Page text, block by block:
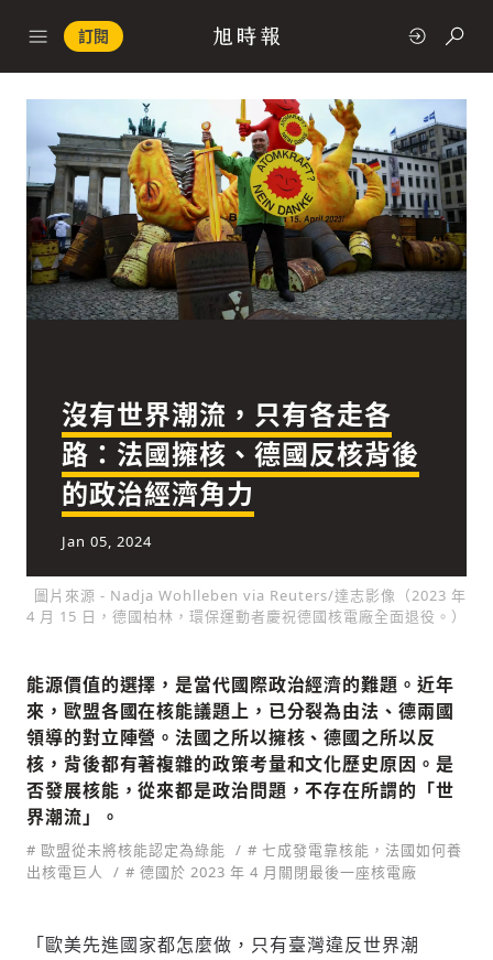
訂閱
快速連結
政治
經濟
科技
社會
人文
沒有世界潮流，只有各走各
路：法國擁核、德國反核背後
的政治經濟角力
Jan 05, 2024
圖片來源 - Nadja Wohlleben via Reuters/達志影像（2023 年
4 月 15 日，德國柏林，環保運動者慶祝德國核電廠全面退役。）
能源價值的選擇，是當代國際政治經濟的難題。近年
來，歐盟各國在核能議題上，已分裂為由法、德兩國
領導的對立陣營。法國之所以擁核、德國之所以反
核，背後都有著複雜的政策考量和文化歷史原因。是
否發展核能，從來都是政治問題，不存在所謂的「世
界潮流」。
# 歐盟從未將核能認定為綠能
# 七成發電靠核能，法國如何養
出核電巨人
# 德國於 2023 年 4 月關閉最後一座核電廠
「歐美先進國家都怎麼做，只有臺灣違反世界潮
新增回應
參與深度對談的交流原則：